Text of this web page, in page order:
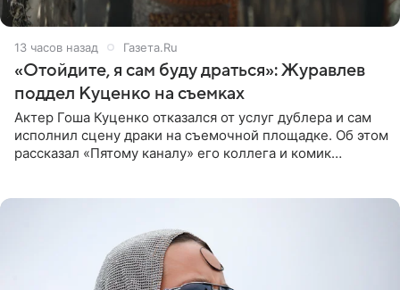
13 часов назад Газета.Ru
«Отойдите, я сам буду драться»: Журавлев
поддел Куценко на съемках
Актер Гоша Куценко отказался от услуг дублера и сам
исполнил сцену драки на съемочной площадке. Об этом
рассказал «Пятому каналу» его коллега и комик